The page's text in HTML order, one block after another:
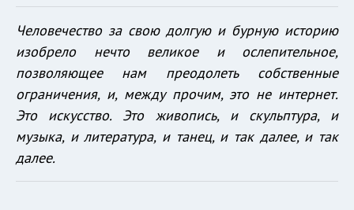
Человечество за свою долгую и бурную историю
изобрело нечто великое и ослепительное,
позволяющее нам преодолеть собственные
ограничения, и, между прочим, это не интернет.
Это искусство. Это живопись, и скульптура, и
музыка, и литература, и танец, и так далее, и так
далее.